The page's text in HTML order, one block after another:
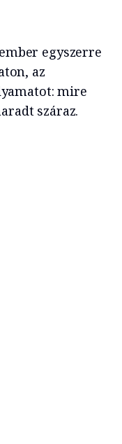
egyszerre
az
mire
száraz.